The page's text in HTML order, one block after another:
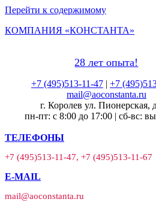
Перейти к содержимому
КОМПАНИЯ «КОНСТАНТА»
28 лет опыта!
+7 (495)513-11-47| +7
mail@aoconstanta.ru
г. Королев ул. Пионерская,
пн-пт: с 8:00 до 17:00 | сб-вс:
ТЕЛЕФОНЫ
+7 (495)513-11-47, +7 (495)513-11-67
E-MAIL
mail@aoconstanta.ru